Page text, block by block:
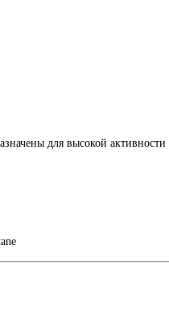
для высокой